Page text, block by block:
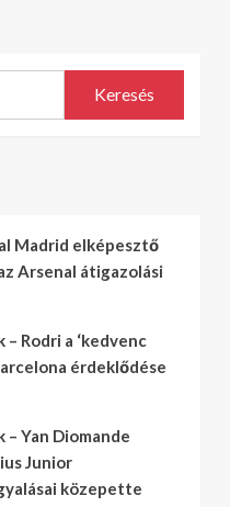
Keresés
Madrid elképesztő
Arsenal átigazolási
Rodri a ‘kedvenc
érdeklődése
Yan Diomande
Junior
közepette